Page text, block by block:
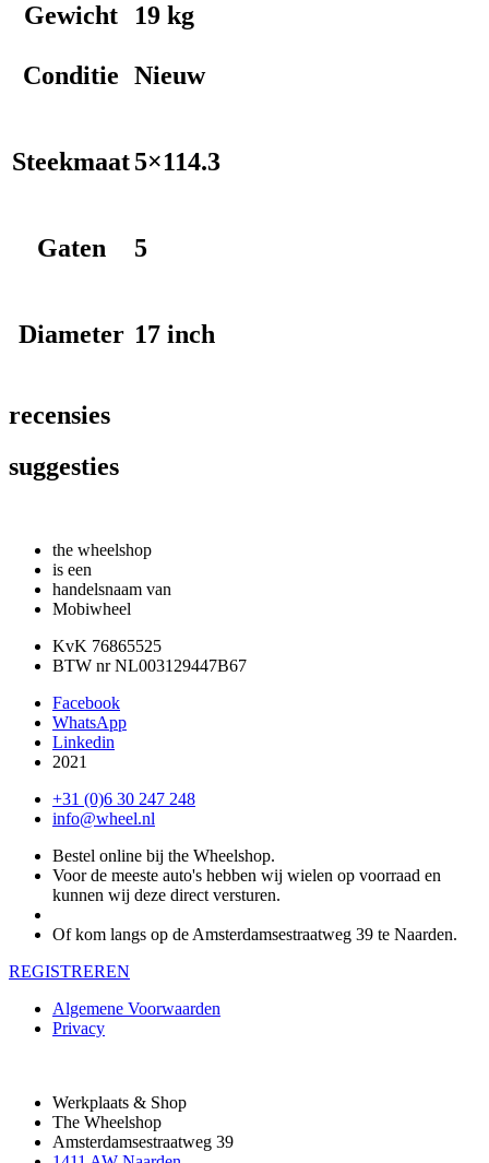
Gewicht 19 kg
Conditie Nieuw
Steekmaat5×114.3
Gaten 5
Diameter 17 inch
recensies
suggesties
the wheelshop
is een
handelsnaam van
Mobiwheel
KvK 76865525
BTW nr NL003129447B67
Facebook
WhatsApp
Linkedin
2021
+31 (0)6 30 247 248
info@wheel.nl
Bestel online bij the Wheelshop.
Voor de meeste auto's hebben wij wielen op voorraad en
kunnen wij deze direct versturen.
Of kom langs op de Amsterdamsestraatweg 39 te Naarden.
REGISTREREN
Algemene Voorwaarden
Privacy
Werkplaats & Shop
The Wheelshop
Amsterdamsestraatweg 39